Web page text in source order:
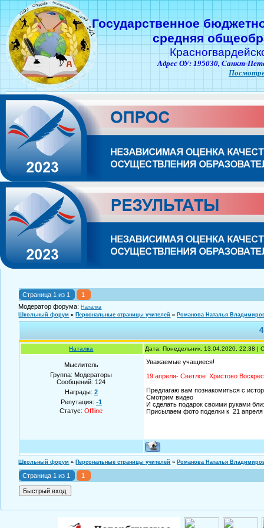
Государственное
средняя
Адрес ОУ: 195030, Санкт-
Страница 1 из 1
1
Модератор форума:Наталка
Школьный форум » Персональные страницы учителей » Романова Наталья
Наталка Дата: Понедельник, 13.04.2020, 22:38 |
Мыслитель
Группа: Модераторы
Сообщений: 124
Награды: 2
Репутация: -1
Статус:Offline
Уважаемые учащиеся!
19 апреля- Светлое Христово
Предлагаю вам познакомиться с
Смотрим видео
И сделать подарок своими руками
Присылаем фото поделки к 21
Школьный форум » Персональные страницы учителей » Романова Наталья
Страница 1 из 1 1